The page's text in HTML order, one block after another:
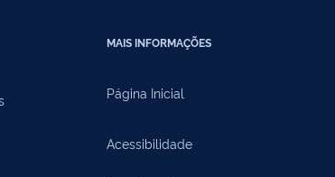
MAIS INFORMAÇÕES
Página Inicial
Acessibilidade